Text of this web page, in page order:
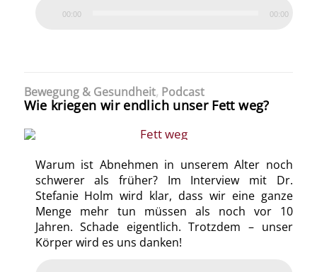
00:00 00:00
Bewegung & Gesundheit, Podcast
Wie kriegen wir endlich unser Fett weg?
Warum ist Abnehmen in unserem Alter noch
schwerer als früher? Im Interview mit Dr.
Stefanie Holm wird klar, dass wir eine ganze
Menge mehr tun müssen als noch vor 10
Jahren. Schade eigentlich. Trotzdem – unser
Körper wird es uns danken!